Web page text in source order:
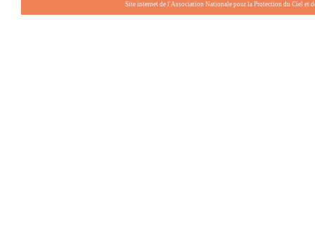
Site internet de l'Association Nationale pour la Protection du Ciel et de